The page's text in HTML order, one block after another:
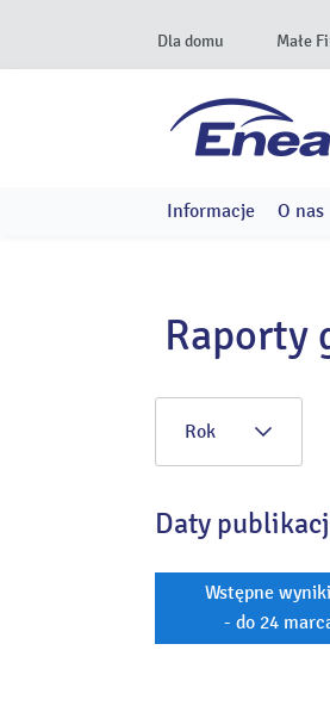
Dla domu Małe
Informacje O nas
Raporty
Rok
Daty
Wstępne
- do 24